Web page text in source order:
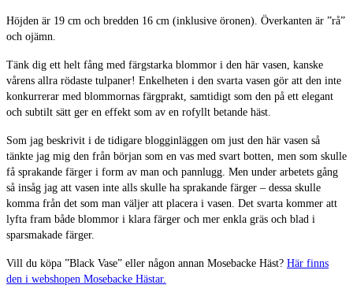
Höjden är 19 cm och bredden 16 cm (inklusive öronen). Överkanten är ”rå”
och ojämn.
Tänk dig ett helt fång med färgstarka blommor i den här vasen, kanske
vårens allra rödaste tulpaner! Enkelheten i den svarta vasen gör att den inte
konkurrerar med blommornas färgprakt, samtidigt som den på ett elegant
och subtilt sätt ger en effekt som av en rofyllt betande häst.
Som jag beskrivit i de tidigare blogginläggen om just den här vasen så
tänkte jag mig den från början som en vas med svart botten, men som skulle
få sprakande färger i form av man och pannlugg. Men under arbetets gång
så insåg jag att vasen inte alls skulle ha sprakande färger – dessa skulle
komma från det som man väljer att placera i vasen. Det svarta kommer att
lyfta fram både blommor i klara färger och mer enkla gräs och blad i
sparsmakade färger.
Vill du köpa ”Black Vase” eller någon annan Mosebacke Häst? Här finns
den i webshopen Mosebacke Hästar.